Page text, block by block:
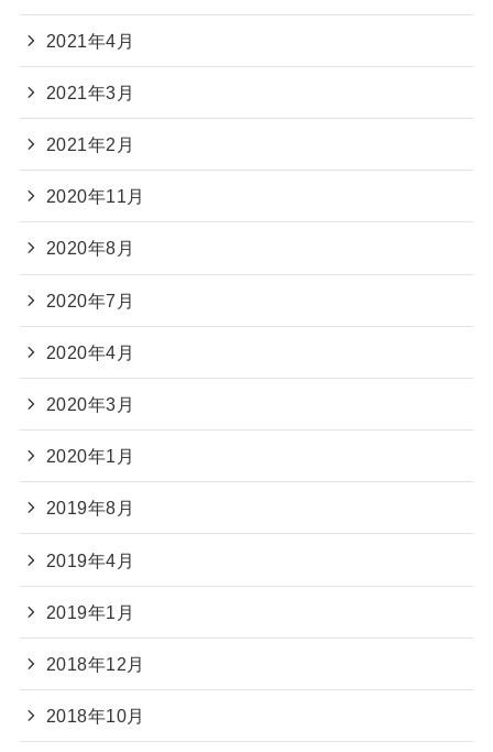
2021年4月
2021年3月
2021年2月
2020年11月
2020年8月
2020年7月
2020年4月
2020年3月
2020年1月
2019年8月
2019年4月
2019年1月
2018年12月
2018年10月